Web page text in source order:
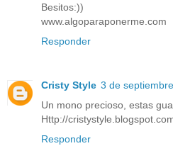
Besitos:))
www.algoparaponerme.com
Responder
Cristy Style 3 de
Un mono precioso, estas
Http://
Responder